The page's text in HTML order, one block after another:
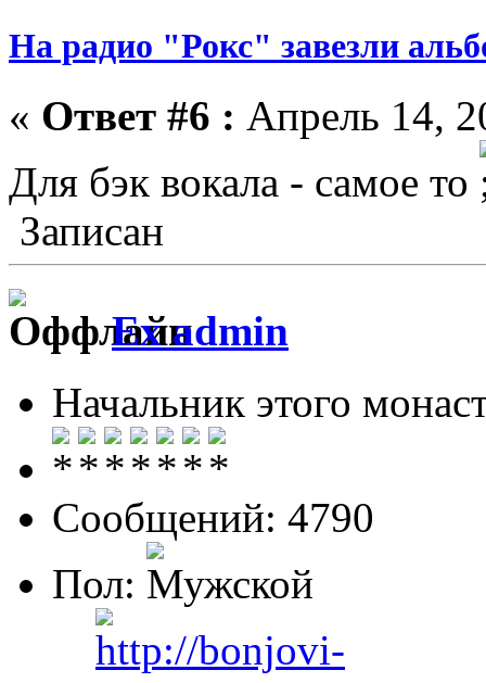
На радио "Рокс" завезли
« Ответ #6 : Апрель 14,
Для бэк вокала - самое то
Записан
Ex admin
Начальник этого
Сообщений: 4790
Пол: